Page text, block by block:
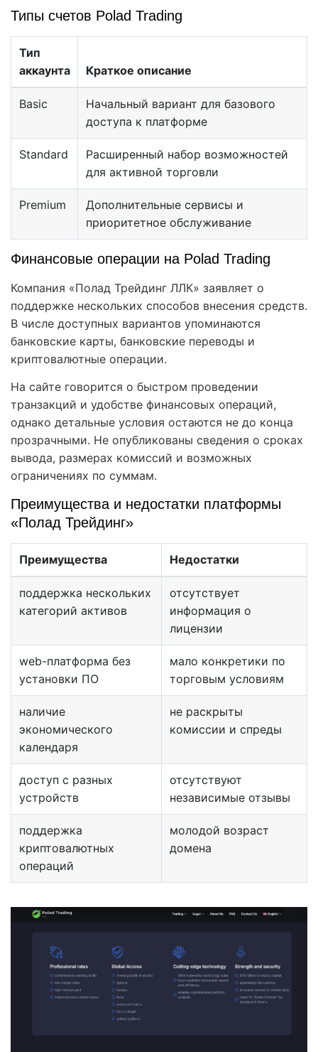
Типы счетов Polad Trading
Тип
аккаунта
Краткое описание
Basic
Начальный вариант для базового
доступа к платформе
Standard
Расширенный набор возможностей
для активной торговли
Premium
Дополнительные сервисы и
приоритетное обслуживание
Финансовые операции на Polad Trading
Компания «Полад Трейдинг ЛЛК» заявляет о
поддержке нескольких способов внесения средств.
В числе доступных вариантов упоминаются
банковские карты, банковские переводы и
криптовалютные операции.
На сайте говорится о быстром проведении
транзакций и удобстве финансовых операций,
однако детальные условия остаются не до конца
прозрачными. Не опубликованы сведения о сроках
вывода, размерах комиссий и возможных
ограничениях по суммам.
Преимущества и недостатки платформы
«Полад Трейдинг»
Преимущества Недостатки
поддержка нескольких
категорий активов
отсутствует
информация о
лицензии
web-платформа без
установки ПО
мало конкретики по
торговым условиям
наличие
экономического
календаря
не раскрыты
комиссии и спреды
доступ с разных
устройств
отсутствуют
независимые отзывы
поддержка
криптовалютных
операций
молодой возраст
домена